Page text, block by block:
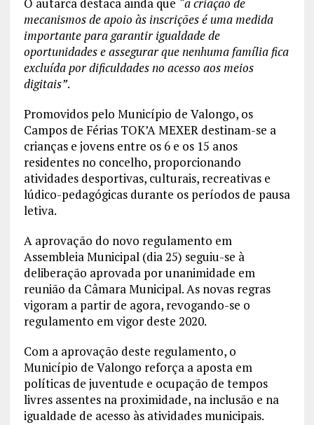
mecanismos de apoio às inscrições é uma medida
importante para garantir igualdade de
oportunidades e assegurar que nenhuma família fica
excluída por dificuldades no acesso aos meios
digitais”.
Promovidos pelo Município de Valongo, os
Campos de Férias TOK’A MEXER destinam-se a
crianças e jovens entre os 6 e os 15 anos
residentes no concelho, proporcionando
atividades desportivas, culturais, recreativas e
lúdico-pedagógicas durante os períodos de pausa
letiva.
A aprovação do novo regulamento em
Assembleia Municipal (dia 25) seguiu-se à
deliberação aprovada por unanimidade em
reunião da Câmara Municipal. As novas regras
vigoram a partir de agora, revogando-se o
regulamento em vigor deste 2020.
Com a aprovação deste regulamento, o
Município de Valongo reforça a aposta em
políticas de juventude e ocupação de tempos
livres assentes na proximidade, na inclusão e na
igualdade de acesso às atividades municipais.